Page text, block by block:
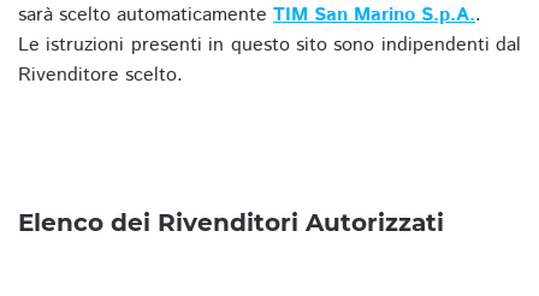
sarà scelto automaticamente TIM San Marino S.p.A..
Le istruzioni presenti in questo sito sono indipendenti dal
Rivenditore scelto.
Elenco dei Rivenditori Autorizzati